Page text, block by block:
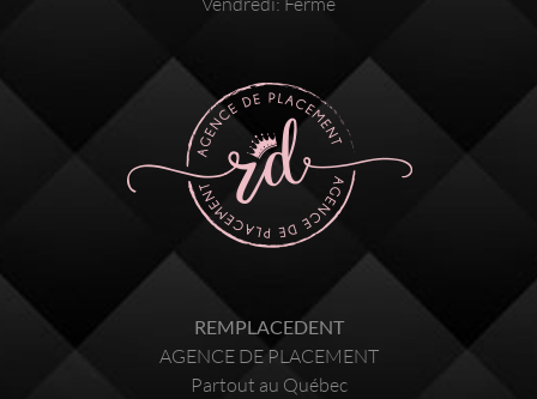
REMPLACEDENT
AGENCE DE PLACEMENT
Partout au Québec